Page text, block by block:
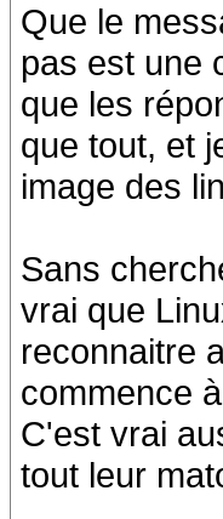
Que le
pas est une
que les
que tout, et
image des
Sans
vrai que
reconnaitre
commence
C'est vrai
tout leur